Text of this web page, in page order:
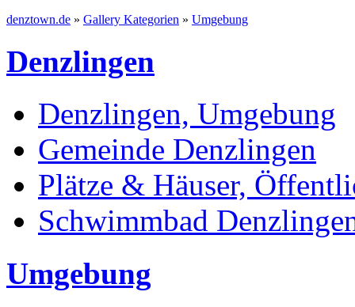
denztown.de » Gallery Kategorien » Umgebung
Denzlingen
Denzlingen, Umgebung
Gemeinde Denzlingen
Plätze & Häuser,
Schwimmbad
Umgebung